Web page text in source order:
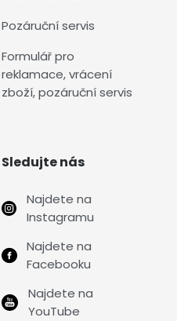
Pozáruční servis
Formulář pro
reklamace, vrácení
zboží, pozáruční servis
Sledujte nás
Najdete na
Instagramu
Najdete na
Facebooku
Najdete na
YouTube